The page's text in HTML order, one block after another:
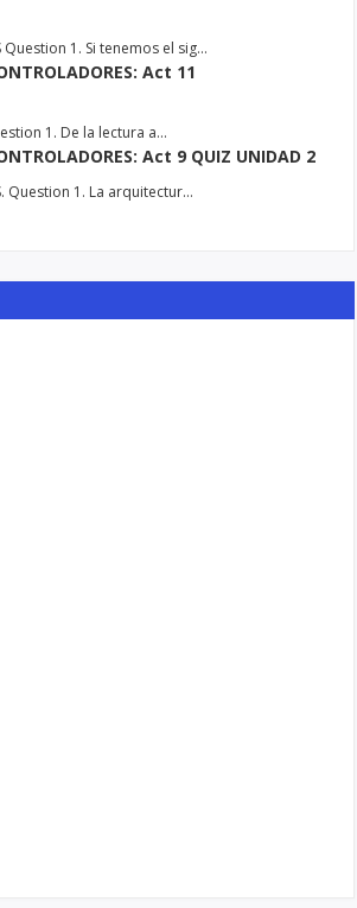
Question 1. Si tenemos el sig…
Act 11
1. De la lectura a…
Act 9 QUIZ UNIDAD 2
Question 1. La arquitectur…